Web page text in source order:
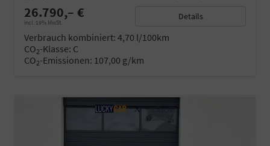
26.790,– €
incl. 19% MwSt.
Details
Verbrauch kombiniert: 4,70 l/100km
CO2-Klasse: C
CO2-Emissionen: 107,00 g/km